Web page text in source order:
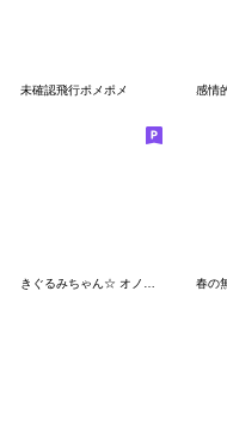
未確認飛行ポメポメ